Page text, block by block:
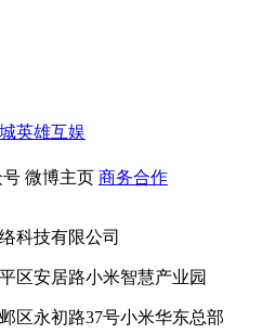
英雄互娱
号 微博主页 商务合作
科技有限公司
区安居路小米智慧产业园
区永初路37号小米华东总部